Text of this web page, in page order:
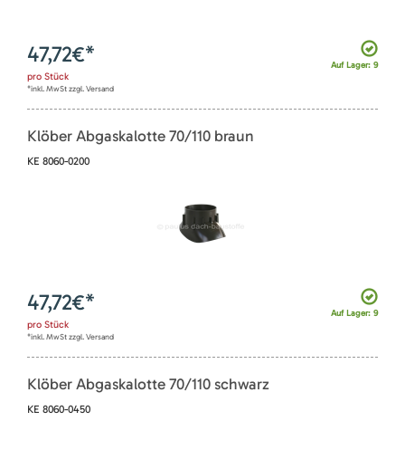
Auf Lager: 9
47,72€*
pro Stück
*inkl. MwSt zzgl. Versand
Klöber Abgaskalotte 70/110 braun
KE 8060-0200
Auf Lager: 9
47,72€*
pro Stück
*inkl. MwSt zzgl. Versand
Klöber Abgaskalotte 70/110 schwarz
KE 8060-0450